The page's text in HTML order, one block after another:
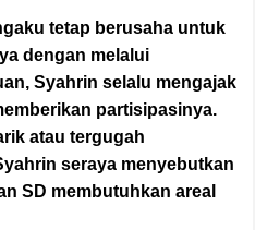
tetap berusaha untuk
dengan melalui
Syahrin selalu mengajak
partisipasinya.
atau tergugah
seraya menyebutkan
SD membutuhkan areal